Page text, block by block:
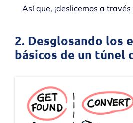
Así que, ¡deslicemos a
2. Desglosando los
básicos de un túnel